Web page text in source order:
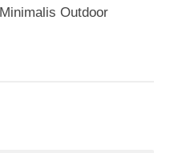
Outdoor